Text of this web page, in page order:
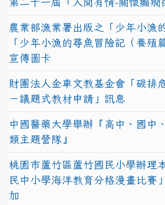
農業部漁業署出版之「少年小漁
「少年小漁的尋魚冒險記（養殖
宣傳圖卡
財團法人金車文教基金會「碳排
－議題式教材申請」訊息
中國醫藥大學舉辦『高中、國中
類主題營隊』
桃園市蘆竹區蘆竹國民小學辦理
民中小學海洋教育分格漫畫比賽
加